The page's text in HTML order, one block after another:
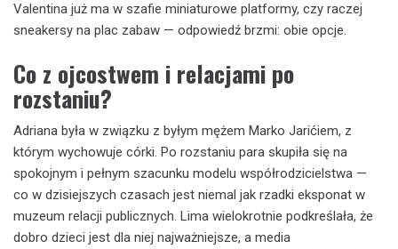
Valentina już ma w szafie miniaturowe platformy, czy raczej
sneakersy na plac zabaw — odpowiedź brzmi: obie opcje.
Co z ojcostwem i relacjami po
rozstaniu?
Adriana była w związku z byłym mężem Marko Jarićiem, z
którym wychowuje córki. Po rozstaniu para skupiła się na
spokojnym i pełnym szacunku modelu współrodzicielstwa —
co w dzisiejszych czasach jest niemal jak rzadki eksponat w
muzeum relacji publicznych. Lima wielokrotnie podkreślała, że
dobro dzieci jest dla niej najważniejsze, a media